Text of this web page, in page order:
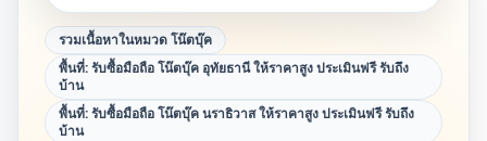
รวมเนื้อหาในหมวดโน๊ตบุ๊ค
พื้นที่:รับซื้อมือถือ โน๊ตบุ๊ค อุทัยธานี ให้ราคาสูง ประเมินฟรี รับถึง
บ้าน
พื้นที่:รับซื้อมือถือ โน๊ตบุ๊ค นราธิวาส ให้ราคาสูง ประเมินฟรี รับถึง
บ้าน